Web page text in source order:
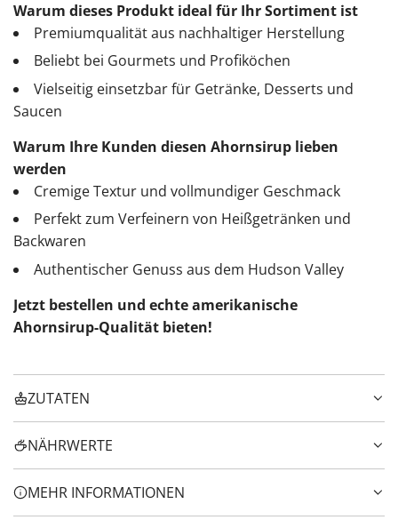
Warum dieses Produkt ideal für Ihr Sortiment ist
Premiumqualität aus nachhaltiger Herstellung
Beliebt bei Gourmets und Profiköchen
Vielseitig einsetzbar für Getränke, Desserts und
Saucen
Warum Ihre Kunden diesen Ahornsirup lieben
werden
Cremige Textur und vollmundiger Geschmack
Perfekt zum Verfeinern von Heißgetränken und
Backwaren
Authentischer Genuss aus dem Hudson Valley
Jetzt bestellen und echte amerikanische
Ahornsirup-Qualität bieten!
ZUTATEN
NÄHRWERTE
MEHR INFORMATIONEN